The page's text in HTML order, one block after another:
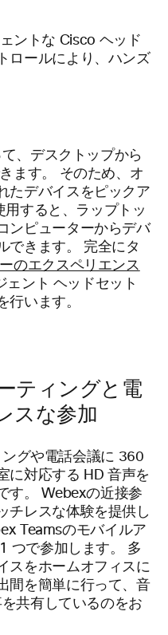
ントな Cisco ヘッド
ロールにより、ハンズ
、デスクトップから
ます。 そのため、オ
たデバイスをピックア
すると、ラップトッ
ンピューターからデバ
できます。 完全にタ
のエクスペリエンス
ェント ヘッドセット
行います。
ティングと電
スな参加
ングや電話会議に 360
に対応する HD 音声を
す。 Webexの近接参
チレスな体験を提供し
Teamsのモバイルア
つで参加します。 多
スをホームオフィスに
間を簡単に行って、音
共有しているのをお